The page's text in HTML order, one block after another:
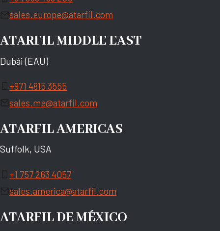
sales.europe@atarfil.com
ATARFIL MIDDLE EAST
Dubái (EAU)
+971 4815 3555
sales.me@atarfil.com
ATARFIL AMERICAS
Suffolk, USA
+1 757 263 4057
sales.america@atarfil.com
ATARFIL DE MÉXICO